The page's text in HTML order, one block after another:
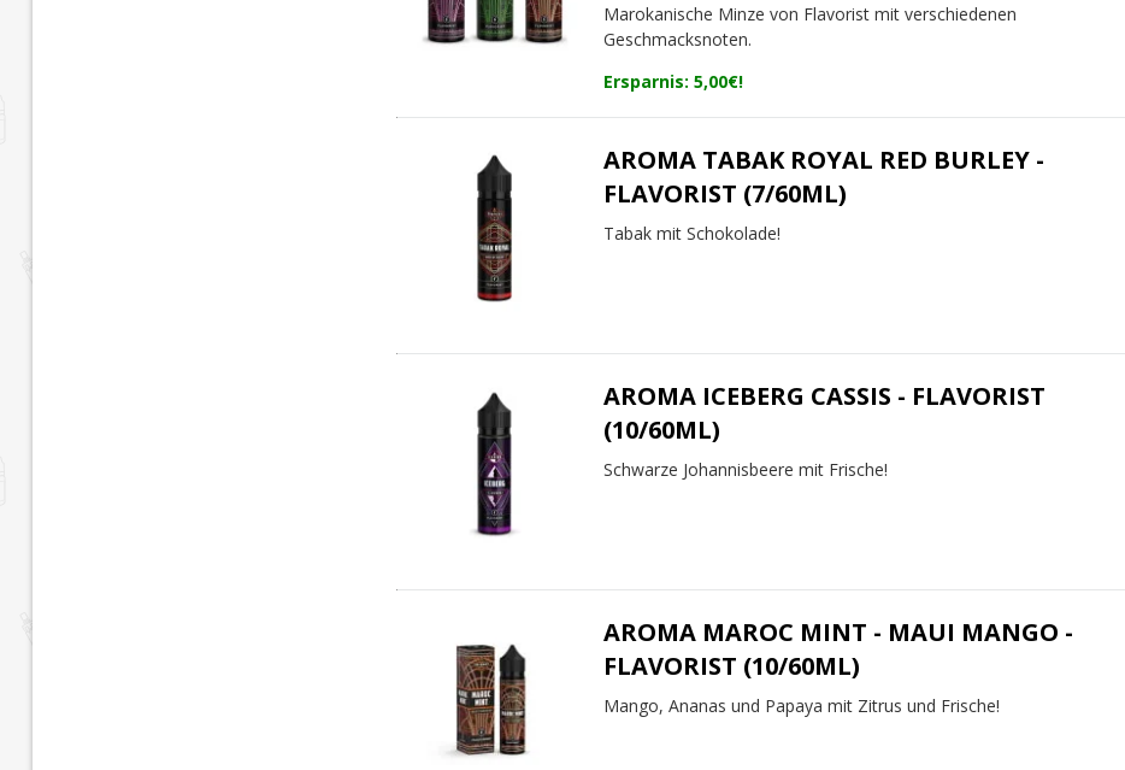
Marokanische Minze von Flavorist mit verschiedenen
Geschmacksnoten.
Ersparnis: 5,00€!
AROMA TABAK ROYAL RED BURLEY -
FLAVORIST (7/60ML)
Tabak mit Schokolade!
AROMA ICEBERG CASSIS - FLAVORIST
(10/60ML)
Schwarze Johannisbeere mit Frische!
AROMA MAROC MINT - MAUI MANGO -
FLAVORIST (10/60ML)
Mango, Ananas und Papaya mit Zitrus und Frische!